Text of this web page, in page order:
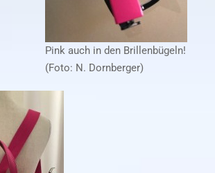
Pink auch in den Brillenbügeln!
(Foto: N. Dornberger)